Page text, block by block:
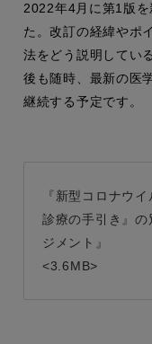
2022年4月に第1版
た。改訂の経緯やポ
法をどう説明してい
後も随時、最新の医
継続する予定です。
『新型コロナウ
診療の手引き』
ジメント』
<3.6MB>